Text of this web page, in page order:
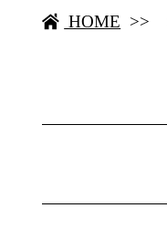
HOME >>